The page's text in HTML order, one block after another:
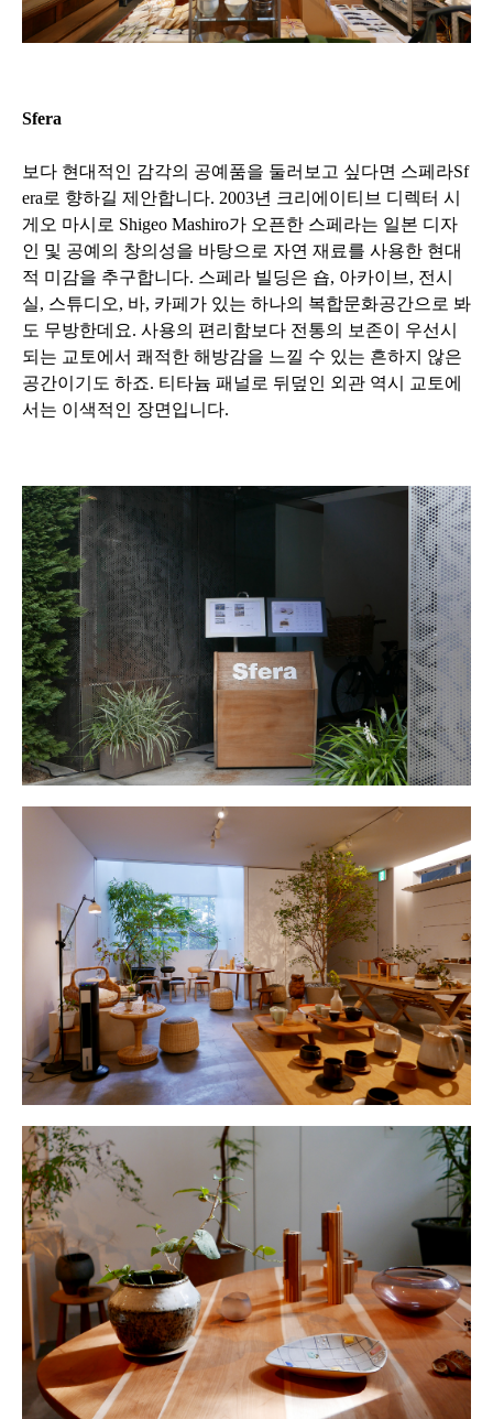
Sfera
보다 현대적인 감각의 공예품을 둘러보고 싶다면 스페라Sf
era로 향하길 제안합니다. 2003년 크리에이티브 디렉터 시
게오 마시로 Shigeo Mashiro가 오픈한 스페라는 일본 디자
인 및 공예의 창의성을 바탕으로 자연 재료를 사용한 현대
적 미감을 추구합니다. 스페라 빌딩은 숍, 아카이브, 전시
실, 스튜디오, 바, 카페가 있는 하나의 복합문화공간으로 봐
도 무방한데요. 사용의 편리함보다 전통의 보존이 우선시
되는 교토에서 쾌적한 해방감을 느낄 수 있는 흔하지 않은
공간이기도 하죠. 티타늄 패널로 뒤덮인 외관 역시 교토에
서는 이색적인 장면입니다.